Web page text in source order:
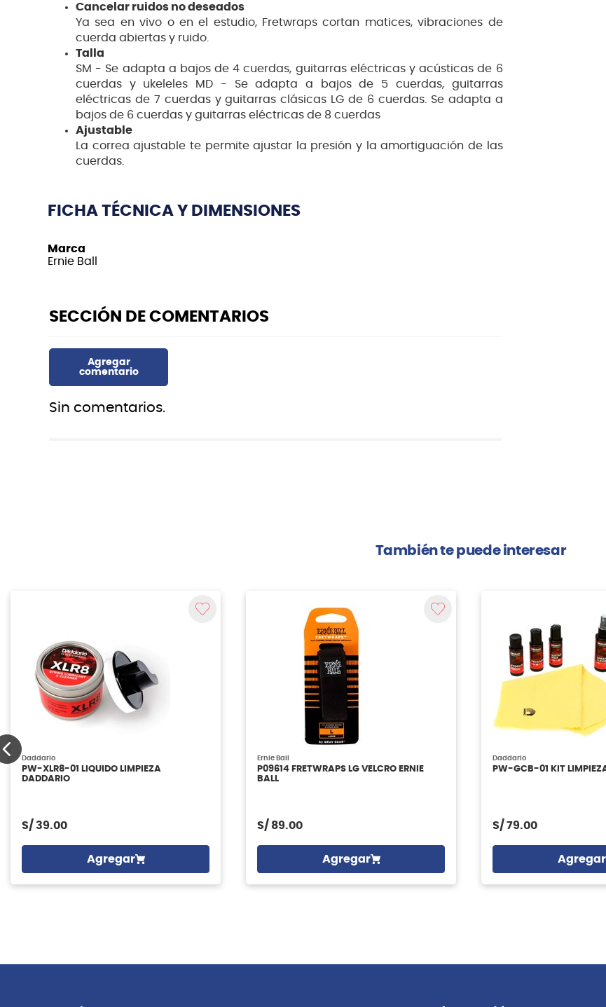
Cancelar ruidos no deseados
Ya sea en vivo o en el estudio, Fretwraps cortan matices, vibraciones de
cuerda abiertas y ruido.
Talla
SM - Se adapta a bajos de 4 cuerdas, guitarras eléctricas y acústicas de 6
cuerdas y ukeleles MD - Se adapta a bajos de 5 cuerdas, guitarras
eléctricas de 7 cuerdas y guitarras clásicas LG de 6 cuerdas. Se adapta a
bajos de 6 cuerdas y guitarras eléctricas de 8 cuerdas
Ajustable
La correa ajustable te permite ajustar la presión y la amortiguación de las
cuerdas.
FICHA TÉCNICA Y DIMENSIONES
Marca
Ernie Ball
Sin comentarios.
También te puede interesar
Daddario
PW-XLR8-01 LIQUIDO LIMPIEZA
DADDARIO
S/ 39.00
Agregar
Ernie Ball
P09614 FRETWRAPS LG VELCRO ERNIE
BALL
S/ 89.00
Agregar
Daddario
PW-GCB-01 KIT
S/ 79.00
Agregar